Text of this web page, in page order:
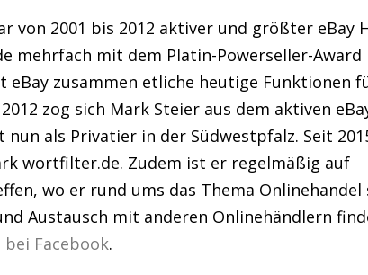
von 2001 bis 2012 aktiver und größter eBay
mehrfach mit dem Platin-Powerseller-Award
eBay zusammen etliche heutige Funktionen
zog sich Mark Steier aus dem aktiven
als Privatier in der Südwestpfalz. Seit
wortfilter.de. Zudem ist er regelmäßig auf
wo er rund ums das Thema
Austausch mit anderen Onlinehändlern
Facebook.